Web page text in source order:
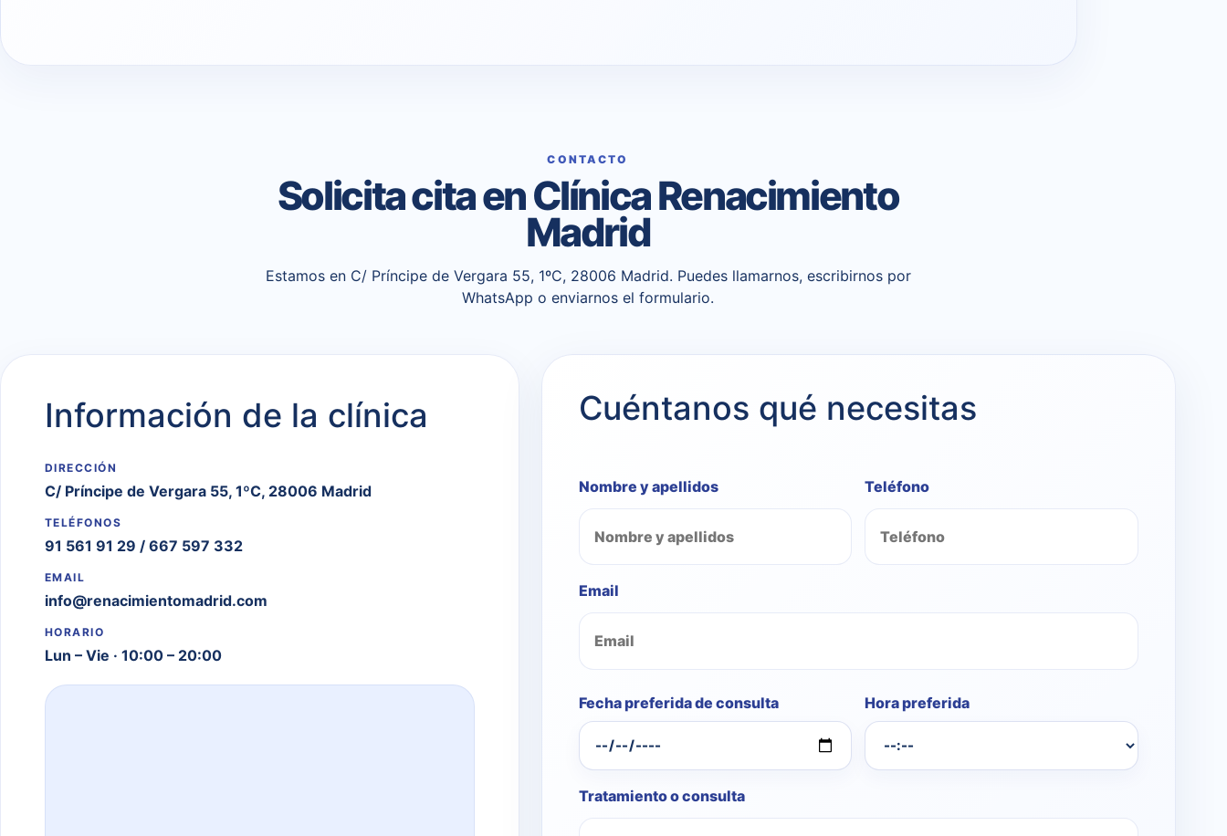
CONTACTO
Solicita cita en Clínica Renacimiento
Madrid
Estamos en C/ Príncipe de Vergara 55, 1ºC, 28006 Madrid. Puedes llamarnos, escribirnos por
WhatsApp o enviarnos el formulario.
Información de la clínica
DIRECCIÓN
C/ Príncipe de Vergara 55, 1ºC, 28006 Madrid
TELÉFONOS
91 561 91 29 / 667 597 332
EMAIL
info@renacimientomadrid.com
HORARIO
Lun – Vie · 10:00 – 20:00
Cuéntanos qué necesitas
Nombre y apellidos Teléfono
Email
Fecha preferida de consulta Hora preferida
Tratamiento o consulta